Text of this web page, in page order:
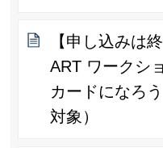
【申し込みは
ART ワークシ
カードになろ
対象）